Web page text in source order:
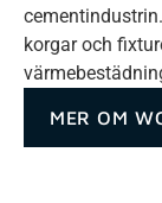
korgar och
MER OM